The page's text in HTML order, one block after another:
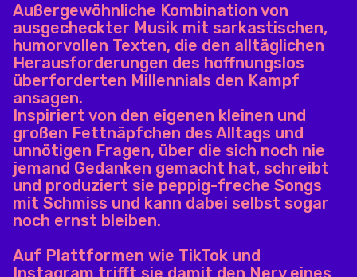
Außergewöhnliche Kombination von
ausgecheckter Musik mit sarkastischen,
humorvollen Texten, die den alltäglichen
Herausforderungen des hoffnungslos
überforderten Millennials den Kampf
ansagen.
Inspiriert von den eigenen kleinen und
großen Fettnäpfchen des Alltags und
unnötigen Fragen, über die sich noch nie
jemand Gedanken gemacht hat, schreibt
und produziert sie peppig-freche Songs
mit Schmiss und kann dabei selbst sogar
noch ernst bleiben.
Auf Plattformen wie TikTok und
Instagram trifft sie damit den Nerv eines